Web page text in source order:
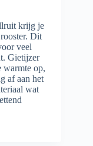
krijg je
Dit
veel
Gietijzer
warmte op,
af aan het
wat